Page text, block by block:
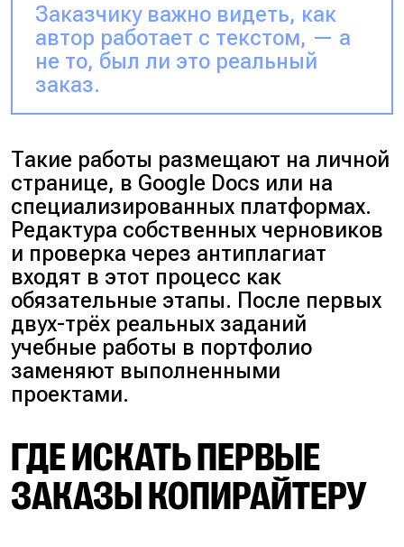
Заказчику важно видеть, как
автор работает с текстом, — а
не то, был ли это реальный
заказ.
Такие работы размещают на личной
странице, в Google Docs или на
специализированных платформах.
Редактура собственных черновиков
и проверка через антиплагиат
входят в этот процесс как
обязательные этапы. После первых
двух-трёх реальных заданий
учебные работы в портфолио
заменяют выполненными
проектами.
ГДЕ ИСКАТЬ ПЕРВЫЕ
ЗАКАЗЫ КОПИРАЙТЕРУ